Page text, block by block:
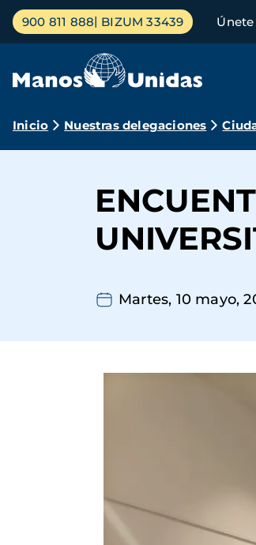
Pasar
contenido
Menú
principal
900 811 888 BIZUM 33439
Ruta
navegación
Inicio Nuestras delegaciones
Martes, 10 mayo,